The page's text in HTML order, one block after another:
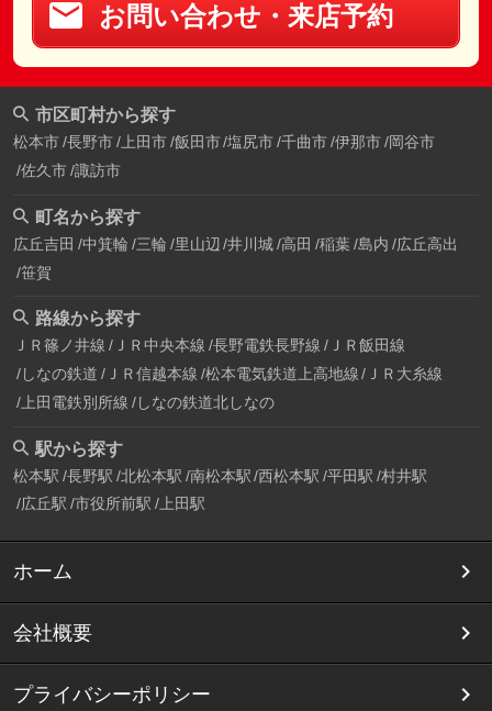
お問い合わせ・来店予約
市区町村から探す
松本市 長野市 上田市 飯田市 塩尻市 千曲市 伊那市 岡谷市
佐久市 諏訪市
町名から探す
広丘吉田 中箕輪 三輪 里山辺 井川城 高田 稲葉 島内 広丘高出
笹賀
路線から探す
ＪＲ篠ノ井線 ＪＲ中央本線 長野電鉄長野線 ＪＲ飯田線
しなの鉄道 ＪＲ信越本線 松本電気鉄道上高地線
ＪＲ大糸線
上田電鉄別所線 しなの鉄道北しなの
駅から探す
松本駅 長野駅 北松本駅 南松本駅 西松本駅 平田駅 村井駅
広丘駅 市役所前駅 上田駅
ホーム
会社概要
プライバシーポリシー